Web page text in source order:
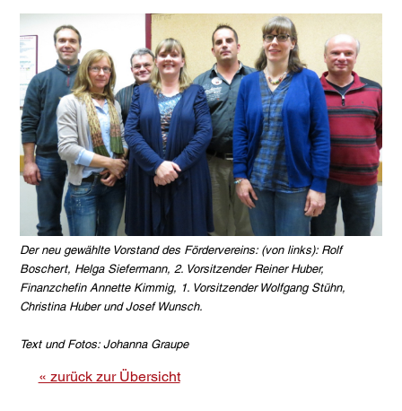
Der neu gewählte Vorstand des Fördervereins: (von links): Rolf
Boschert, Helga Siefermann, 2. Vorsitzender Reiner Huber,
Finanzchefin Annette Kimmig, 1. Vorsitzender Wolfgang Stühn,
Christina Huber und Josef Wunsch.
Text und Fotos: Johanna Graupe
« zurück zur Übersicht